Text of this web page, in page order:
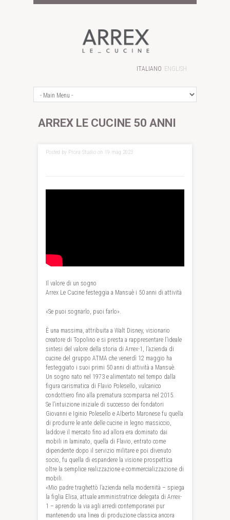
ITALIANO ENGLISH
ARREX LE CUCINE 50 ANNI
Posted by Prora Studio on 19 mag 2023
Il valore di un sogno
Arrex Le Cucine festeggia a Mansuè i 50 anni di attività
«Se puoi sognarlo, puoi farlo».
È una massima, attribuita a Walt Disney, visionario
creatore di Topolino e si presta a rappresentare l’ideale
sintesi del valore della storia di Arrex-1, l’azienda di
cucine del gruppo ATMA che venerdì 12 maggio ha
festeggiato i suoi primi 50 anni di attività a Mansuè.
Un sogno nato nel 1973 e alimentato nel tempo dalla
figura carismatica di Flavio Polesello, vulcanico
condottiero fino alla prematura scomparsa nel 2015.
Se l’intuizione iniziale di successo dei fondatori
Giovanni e Iginio Polesello e Alberto Maronese fu quella
di produrre le ante delle cucine in legno massiccio,
laddove il mercato fino ad allora era dominato dai
mobili in laminato, quella di Flavio, entrato come
dipendente dopo il servizio militare e poi divenuto
socio, fu quella di espandere la visione prospettica
oltre la semplice realizzazione e commercializzazione di
mobili.
«Mio padre traghettò l’azienda nella modernità – spiega
la figlia Elisa, attuale amministratrice delegata di Arrex-
1 – aprendo la via agli arredi contemporanei pur
mantenendo una linea di produzione classica ancora